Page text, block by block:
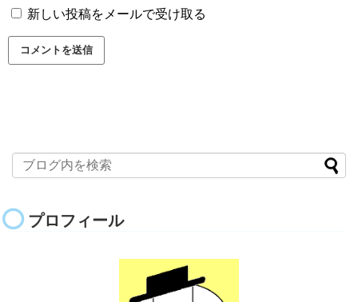
新しい投稿をメールで受け取る
プロフィール